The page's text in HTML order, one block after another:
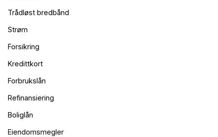
Trådløst bredbånd
Strøm
Forsikring
Kredittkort
Forbrukslån
Refinansiering
Boliglån
Eiendomsmegler